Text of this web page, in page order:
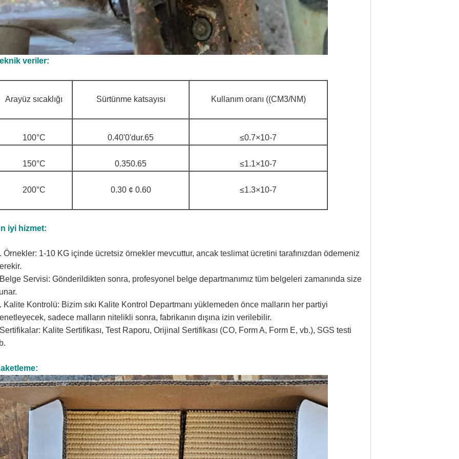
veriler:
Arayüz sıcaklığı Sürtünme katsayısı Kullanım oranı ((CM3/NM)
100°C 0.40'0'dur.65 ≤0.7×10-7
150°C 0.350.65 ≤1.1×10-7
200°C 0.30 ¢ 0.60 ≤1.3×10-7
iyi hizmet:
Örnekler: 1-10 KG içinde ücretsiz örnekler mevcuttur, ancak teslimat ücretini tarafınızdan ödemeniz
Servisi: Gönderildikten sonra, profesyonel belge departmanımız tüm belgeleri zamanında size
Kalite Kontrolü: Bizim sıkı Kalite Kontrol Departmanı yüklemeden önce malların her partiyi
sadece malların nitelikli sonra, fabrikanın dışına izin verilebilir.
Kalite Sertifikası, Test Raporu, Orijinal Sertifikası (CO, Form A, Form E, vb.), SGS testi